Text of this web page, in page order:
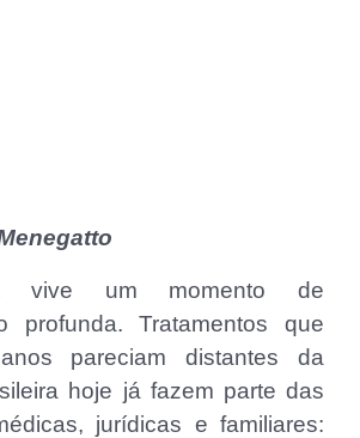
vive um momento de
profunda. Tratamentos que
pareciam distantes da
hoje já fazem parte das
jurídicas e familiares: